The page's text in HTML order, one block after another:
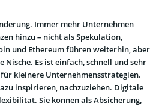
Immer mehr Unternehmen
hinzu – nicht als Spekulation,
und Ethereum führen weiterhin, aber
Nische. Es ist einfach, schnell und sehr
kleinere Unternehmensstrategien.
inspirieren, nachzuziehen. Digitale
Sie können als Absicherung,